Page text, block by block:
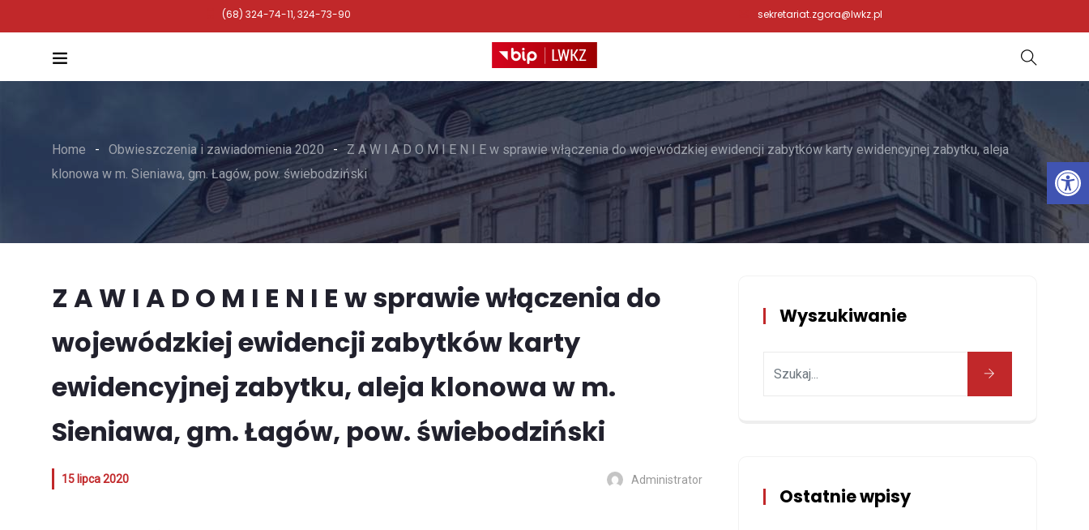
(68) 324-74-11, 324-73-90 sekretariat.zgora@lwkz.pl
Home Obwieszczenia i zawiadomienia 2020
Z A W I A D O M I E N I E w sprawie włączenia do wojewódzkiej ewidencji zabytków karty ewidencyjnej zabytku, aleja
klonowa w m. Sieniawa, gm. Łagów, pow. świebodziński
Z A W I A D O M I E N I E w sprawie włączenia do
wojewódzkiej ewidencji zabytków karty
ewidencyjnej zabytku, aleja klonowa w m.
Sieniawa, gm. Łagów, pow. świebodziński
15 lipca 2020 Administrator
Wyszukiwanie
Ostatnie wpisy